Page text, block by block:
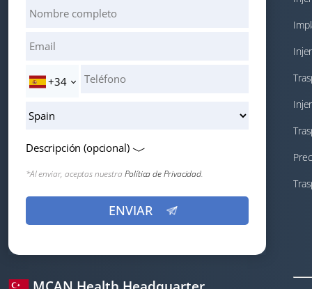
+34
Descripción (opcional)
*Al enviar, aceptas nuestraPolítica de Privacidad.